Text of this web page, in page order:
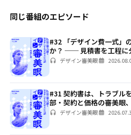
同じ番組のエピソード
#32 「デザイン費一式」
か？ ── 見積書を工程に
デザイン審美眼
#31 契約書は、トラブ
部・契約と価格の審美眼
デザイン審美眼